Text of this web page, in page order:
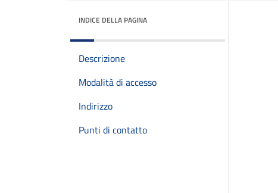
INDICE DELLA PAGINA
Descrizione
Modalità di accesso
Indirizzo
Punti di contatto